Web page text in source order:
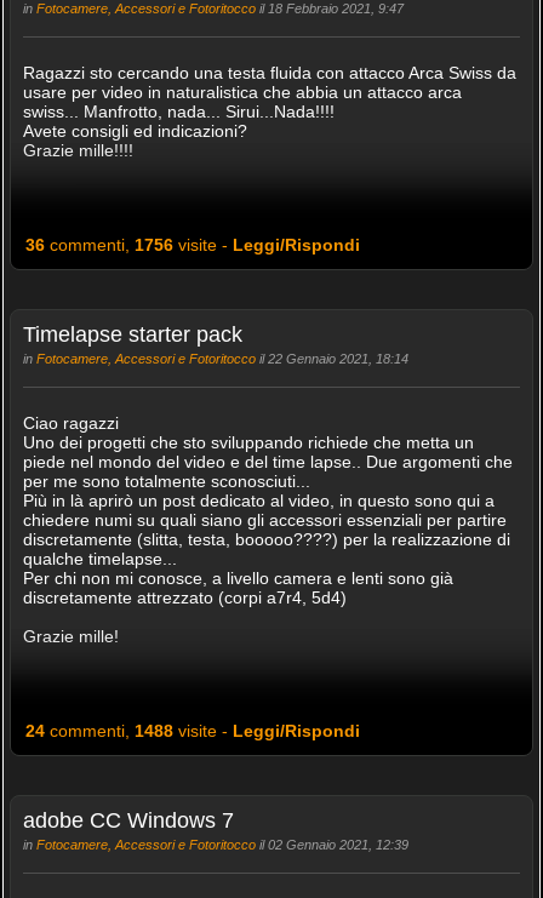
in Fotocamere, Accessori e Fotoritoccoil 18 Febbraio 2021, 9:47
Ragazzi sto cercando una testa fluida con attacco Arca Swiss da
usare per video in naturalistica che abbia un attacco arca
swiss... Manfrotto, nada... Sirui...Nada!!!!
Avete consigli ed indicazioni?
Grazie mille!!!!
36commenti, 1756visite - Leggi/Rispondi
Timelapse starter pack
in Fotocamere, Accessori e Fotoritoccoil 22 Gennaio 2021, 18:14
Ciao ragazzi
Uno dei progetti che sto sviluppando richiede che metta un
piede nel mondo del video e del time lapse.. Due argomenti che
per me sono totalmente sconosciuti...
Più in là aprirò un post dedicato al video, in questo sono qui a
chiedere numi su quali siano gli accessori essenziali per partire
discretamente (slitta, testa, booooo????) per la realizzazione di
qualche timelapse...
Per chi non mi conosce, a livello camera e lenti sono già
discretamente attrezzato (corpi a7r4, 5d4)
Grazie mille!
24commenti, 1488visite - Leggi/Rispondi
adobe CC Windows 7
in Fotocamere, Accessori e Fotoritoccoil 02 Gennaio 2021, 12:39